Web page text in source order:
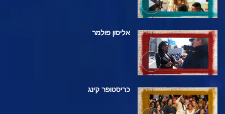
אליסון פולמר
כריסטופר קינג